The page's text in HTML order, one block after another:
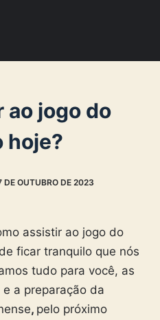
ao jogo do
hoje?
DE OUTUBRO DE 2023
assistir ao jogo do
ficar tranquilo que nós
tudo para você, as
a preparação da
, pelo próximo